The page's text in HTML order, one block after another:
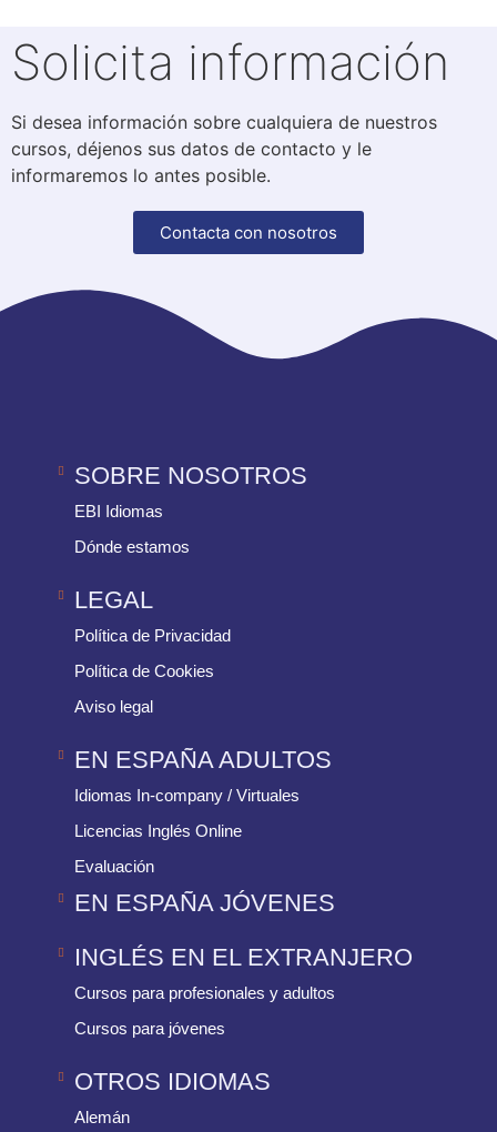
Solicita información
Si desea información sobre cualquiera de nuestros
cursos, déjenos sus datos de contacto y le
informaremos lo antes posible.
Contacta con nosotros
SOBRE NOSOTROS
EBI Idiomas
Dónde estamos
LEGAL
Política de Privacidad
Política de Cookies
Aviso legal
EN ESPAÑA ADULTOS
Idiomas In-company / Virtuales
Licencias Inglés Online
Evaluación
EN ESPAÑA JÓVENES
INGLÉS EN EL EXTRANJERO
Cursos para profesionales y adultos
Cursos para jóvenes
OTROS IDIOMAS
Alemán